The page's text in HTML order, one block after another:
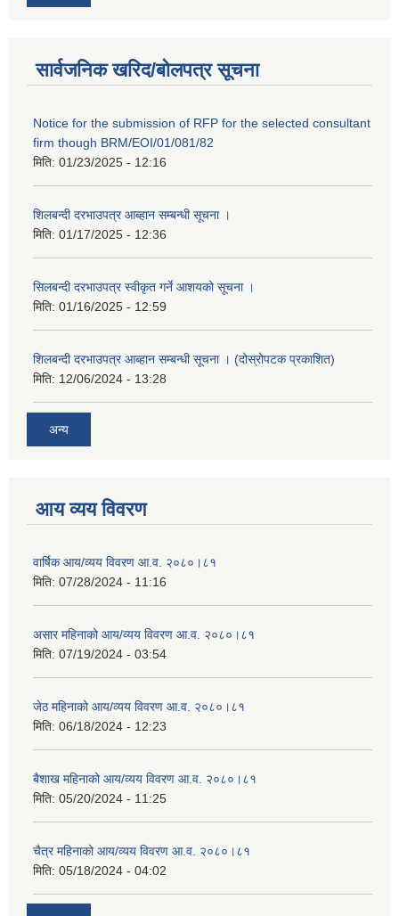
सार्वजनिक खरिद/बोलपत्र सूचना
Notice for the submission of RFP for the selected consultant
firm though BRM/EOI/01/081/82
मिति: 01/23/2025 - 12:16
शिलबन्दी दरभाउपत्र आब्हान सम्बन्धी सूचना ।
मिति: 01/17/2025 - 12:36
सिलबन्दी दरभाउपत्र स्वीकृत गर्ने आशयको सूचना ।
मिति: 01/16/2025 - 12:59
शिलबन्दी दरभाउपत्र आब्हान सम्बन्धी सूचना । (दोस्रोपटक प्रकाशित)
मिति: 12/06/2024 - 13:28
अन्य
आय व्यय विवरण
वार्षिक आय/व्यय विवरण आ.व. २०८०।८१
मिति: 07/28/2024 - 11:16
असार महिनाको आय/व्यय विवरण आ.व. २०८०।८१
मिति: 07/19/2024 - 03:54
जेठ महिनाको आय/व्यय विवरण आ.व. २०८०।८१
मिति: 06/18/2024 - 12:23
बैशाख महिनाको आय/व्यय विवरण आ.व. २०८०।८१
मिति: 05/20/2024 - 11:25
चैत्र महिनाको आय/व्यय विवरण आ.व. २०८०।८१
मिति: 05/18/2024 - 04:02